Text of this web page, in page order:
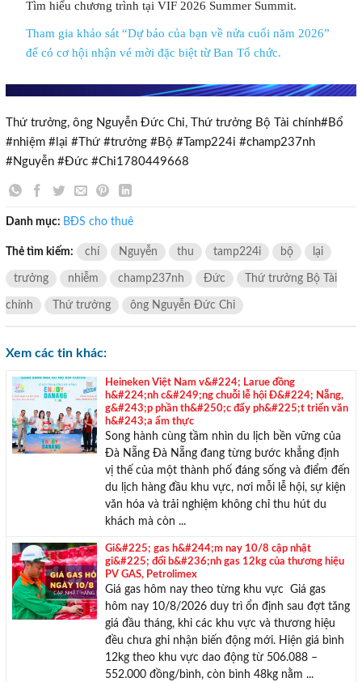
chúng tôi sẽ giúp bạn tìm được BĐS ưng ý!
×
Tìm hiểu chương trình tại VIF 2026 Summer Summit.
Tham gia khảo sát “Dự báo của bạn về nửa cuối năm 2026”
để có cơ hội nhận vé mời đặc biệt từ Ban Tổ chức.
Thứ trưởng, ông Nguyễn Đức Chi, Thứ trưởng Bộ Tài chính#Bổ
#nhiệm #lại #Thứ #trưởng #Bộ #Tamp224i #champ237nh
#Nguyễn #Đức #Chi1780449668
Danh mục: BĐS cho thuê
Thẻ tìm kiếm: chí Nguyễn thu tamp224i bộ lại
trưởng nhiễm champ237nh Đức Thứ trưởng Bộ Tài
chính Thứ trưởng ông Nguyễn Đức Chi
Xem các tin khác:
Heineken Việt Nam v&#224; Larue đồng
h&#224;nh c&#249;ng chuỗi lễ hội Đ&#224; Nẵng,
g&#243;p phần th&#250;c đẩy ph&#225;t triển văn
h&#243;a ẩm thực
Đà Nẵng‏ ‏Đà Nẵng đang từng bước khẳng định
vị thế của một thành phố đáng sống và điểm đến
du lịch hàng đầu khu vực, nơi mỗi lễ hội, sự kiện
văn hóa và trải nghiệm không chỉ thu hút du
khách mà còn ...
Gi&#225; gas h&#244;m nay 10/8 cập nhật
gi&#225; đổi b&#236;nh gas 12kg của thương hiệu
PV GAS, Petrolimex
Giá gas hôm nay theo từng khu vực Giá gas
hôm nay 10/8/2026 duy trì ổn định sau đợt tăng
giá đầu tháng, khi các khu vực và thương hiệu
đều chưa ghi nhận biến động mới. Hiện giá bình
12kg theo khu vực dao động từ 506.088 –
552.000 đồng/bình, còn bình 48kg nằm ...